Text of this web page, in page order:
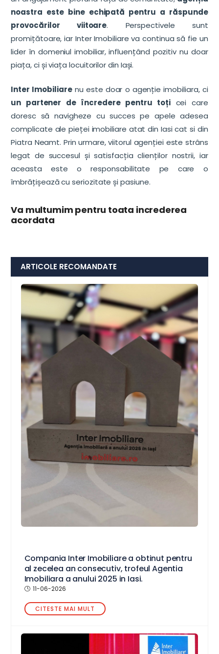
noastra este bine echipată pentru a răspunde
provocărilor viitoare. Perspectivele sunt
promițătoare, iar Inter Imobiliare va continua să fie un
lider în domeniul imobiliar, influențând pozitiv nu doar
piața, ci și viața locuitorilor din Iași.
Inter Imobiliarenu este doar o agenție imobiliara, ci
un partener de încredere pentru toțicei care
doresc să navigheze cu succes pe apele adesea
complicate ale pieței imobiliare atat din Iasi cat si din
Piatra Neamt. Prin urmare, viitorul agenției este strâns
legat de succesul și satisfacția clienților nostrii, iar
aceasta este o responsabilitate pe care o
îmbrățișează cu seriozitate și pasiune.
Va multumim pentru toata increderea
acordata
ARTICOLE RECOMANDATE
Compania Inter Imobiliare a obtinut pentru
al zecelea an consecutiv, trofeul Agentia
Imobiliara a anului 2025 in Iasi.
11-06-2026
CITESTE MAI MULT